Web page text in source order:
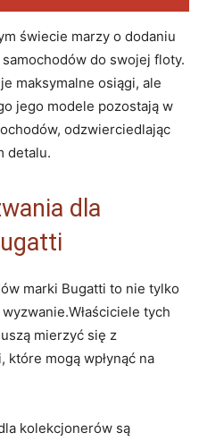
świecie ⁤marzy o dodaniu
do swojej floty.
maksymalne osiągi, ale
jego modele pozostają w
odzwierciedlając
‌detalu.
dla
marki⁣ Bugatti to nie tylko
tych
mierzyć się z
mogą wpłynąć na
kolekcjonerów ​są